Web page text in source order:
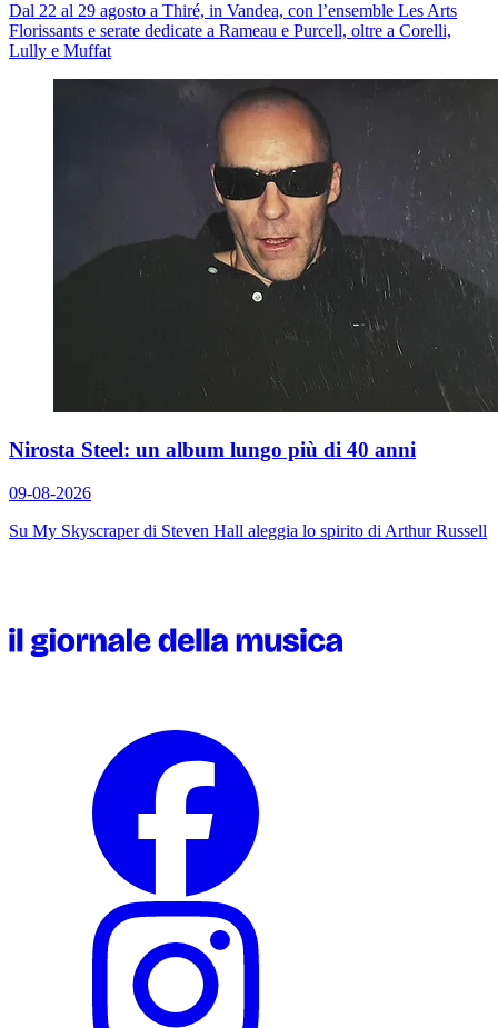
Dal 22 al 29 agosto a Thiré, in Vandea, con l’ensemble Les Arts
Florissants e serate dedicate a Rameau e Purcell, oltre a Corelli,
Lully e Muffat
Nirosta Steel: un album lungo più di 40 anni
09-08-2026
Su My Skyscraperdi Steven Hall aleggia lo spirito di Arthur Russell